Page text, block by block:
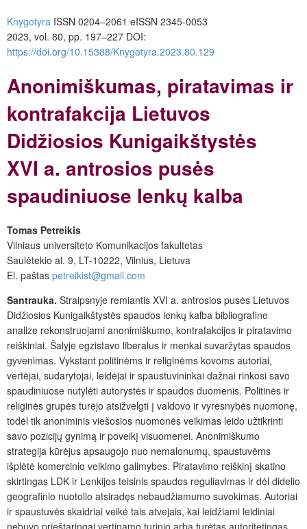
Knygotyra ISSN 0204–2061 eISSN 2345-0053
2023, vol. 80, pp. 197–227 DOI:
https://doi.org/10.15388/Knygotyra.2023.80.129
Anonimiškumas, piratavimas ir
kontrafakcija Lietuvos
Didžiosios Kunigaikštystės
XVI a. antrosios pusės
spaudiniuose lenkų kalba
Tomas Petreikis
Vilniaus universiteto Komunikacijos fakultetas
Saulėtekio al. 9, LT-10222, Vilnius, Lietuva
El. paštas petreikist@gmail.com
Santrauka. Straipsnyje remiantis XVI a. antrosios pusės Lietuvos
Didžiosios Kunigaikštystės spaudos lenkų kalba bibliografine
analize rekonstruojami anonimiškumo, kontrafakcijos ir piratavimo
reiškiniai. Šalyje egzistavo liberalus ir menkai suvaržytas spaudos
gyvenimas. Vykstant politinėms ir religinėms kovoms autoriai,
vertėjai, sudarytojai, leidėjai ir spaustuvininkai dažnai rinkosi savo
spaudiniuose nutylėti autorystės ir spaudos duomenis. Politinės ir
religinės grupės turėjo atsižvelgti į valdovo ir vyresnybės nuomonę,
todėl tik anoniminis viešosios nuomonės veikimas leido užtikrinti
savo pozicijų gynimą ir poveikį visuomenei. Anonimiškumo
strategija kūrėjus apsaugojo nuo nemalonumų, spaustuvėms
išplėtė komercinio veikimo galimybes. Piratavimo reiškinį skatino
skirtingas LDK ir Lenkijos teisinis spaudos reguliavimas ir dėl didelio
geografinio nuotolio atsiradęs nebaudžiamumo suvokimas. Autoriai
ir spaustuvės skaidriai veikė tais atvejais, kai leidžiami leidiniai
nebuvo prieštaringai vertinamo turinio arba turėtas autoritetingas